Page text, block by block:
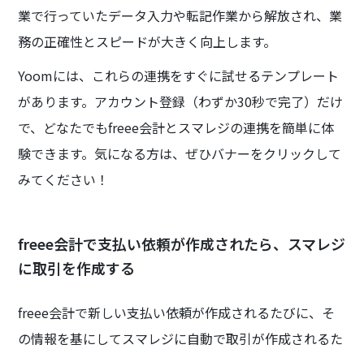
業で行っていたデータ入力や転記作業から解放され、業
務の正確性とスピードが大きく向上します。
Yoomには、これらの連携をすぐに試せるテンプレート
があります。アカウント登録（わずか30秒で完了）だけ
で、どなたでもfreee会計とスマレジの連携を簡単に体
験できます。気になる方は、ぜひバナーをクリックして
みてください！
freee会計で支払い依頼が作成されたら、スマレジ
に取引を作成する
freee会計で新しい支払い依頼が作成されるたびに、そ
の情報を基にしてスマレジに自動で取引が作成されるた